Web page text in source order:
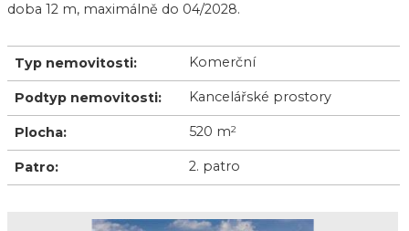
doba 12 m, maximálně do 04/2028.
Typ nemovitosti: Komerční
Podtyp nemovitosti: Kancelářské prostory
Plocha: 520 m2
Patro: 2. patro